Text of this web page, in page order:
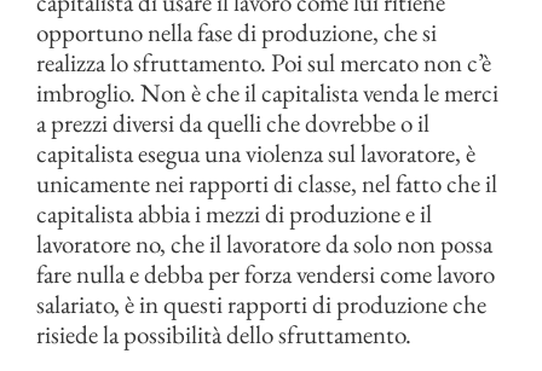
opportuno nella fase di produzione, che si
realizza lo sfruttamento. Poi sul mercato non c’è
imbroglio. Non è che il capitalista venda le merci
a prezzi diversi da quelli che dovrebbe o il
capitalista esegua una violenza sul lavoratore, è
unicamente nei rapporti di classe, nel fatto che il
capitalista abbia i mezzi di produzione e il
lavoratore no, che il lavoratore da solo non possa
fare nulla e debba per forza vendersi come lavoro
salariato, è in questi rapporti di produzione che
risiede la possibilità dello sfruttamento.